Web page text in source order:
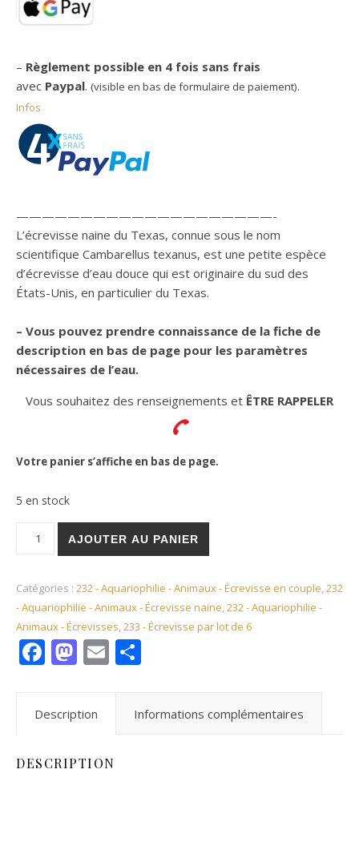
– Règlement possible en 4 fois sans frais
avec Paypal. (visible en bas de formulaire de paiement).
Infos
————————————————————-
L’écrevisse naine du Texas, connue sous le nom
scientifique Cambarellus texanus, est une petite espèce
d’écrevisse d’eau douce qui est originaire du sud des
États-Unis, en particulier du Texas.
– Vous pouvez prendre connaissance de la fiche de
description en bas de page pour les paramètres
nécessaires de l’eau.
Vous souhaitez des renseignements et ÊTRE RAPPELER
Votre panier s’affiche en bas de page.
5 en stock
AJOUTER AU PANIER
Catégories : 232 - Aquariophilie - Animaux - Écrevisse en couple,232
- Aquariophilie - Animaux - Écrevisse naine,232 - Aquariophilie -
Animaux - Écrevisses,233 - Écrevisse par lot de 6
Facebook
Mastodon
Email
Description Informations complémentaires
DESCRIPTION